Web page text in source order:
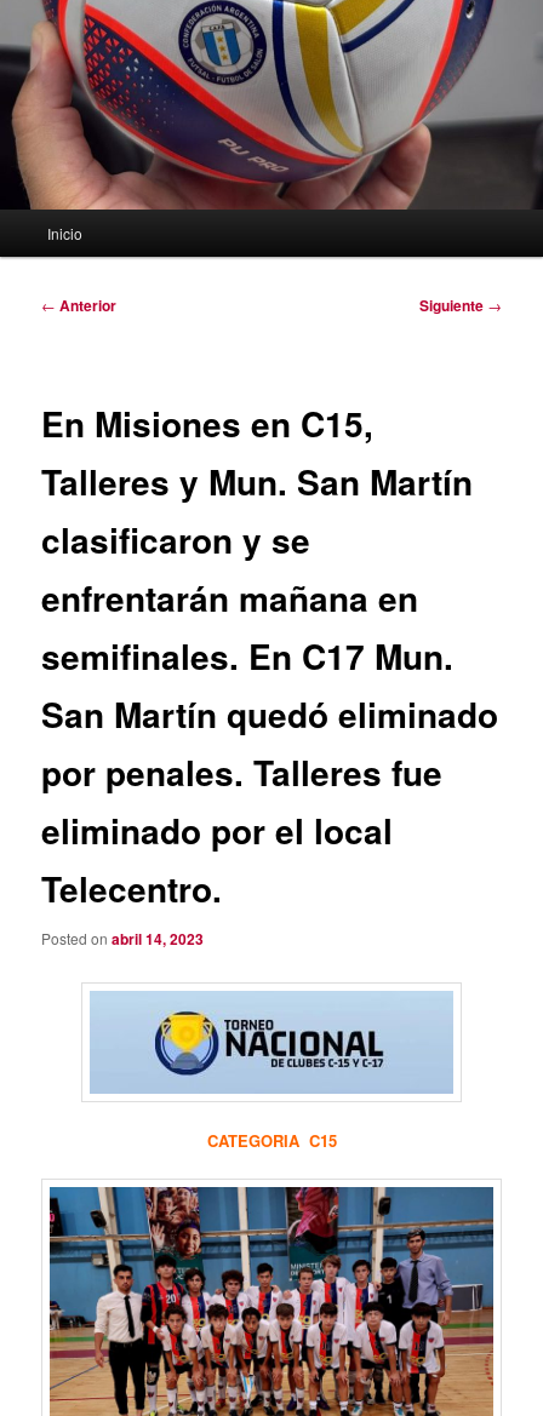
Inicio
Navegación
← Anterior Siguiente →
En Misiones en C15,
Talleres y Mun. San Martín
clasificaron y se
enfrentarán mañana en
semifinales. En C17 Mun.
San Martín quedó eliminado
por penales. Talleres fue
eliminado por el local
Telecentro.
Posted onabril 14, 2023
CATEGORIA C15